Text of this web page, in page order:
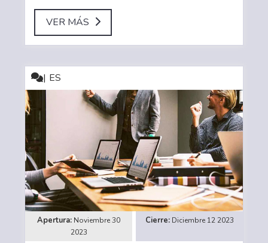
VER MÁS
ES
Noviembre 30
2023
Diciembre 12 2023